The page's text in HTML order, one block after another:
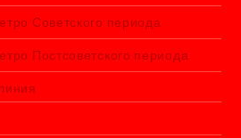
Советского периода
Постсоветского периода